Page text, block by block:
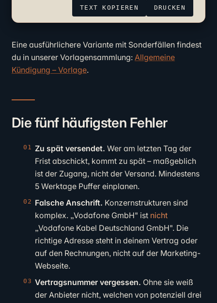
TEXT KOPIEREN DRUCKEN
Eine ausführlichere Variante mit Sonderfällen findest
du in unserer Vorlagensammlung: Allgemeine
Kündigung – Vorlage.
Die fünf häufigsten Fehler
Zu spät versendet. Wer am letzten Tag der
Frist abschickt, kommt zu spät – maßgeblich
ist der Zugang, nicht der Versand. Mindestens
5 Werktage Puffer einplanen.
Falsche Anschrift. Konzernstrukturen sind
komplex. „Vodafone GmbH" ist nicht
„Vodafone Kabel Deutschland GmbH". Die
richtige Adresse steht in deinem Vertrag oder
auf den Rechnungen, nicht auf der Marketing-
Webseite.
Vertragsnummer vergessen. Ohne sie weiß
der Anbieter nicht, welchen von potenziell drei